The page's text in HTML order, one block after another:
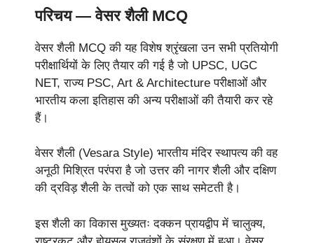
परिचय — वेसर शैली MCQ
वेसर शैली MCQ की यह विशेष श्रृंखला उन सभी प्रतियोगी
परीक्षार्थियों के लिए तैयार की गई है जो UPSC, UGC
NET, राज्य PSC, Art & Architecture परीक्षाओं और
भारतीय कला इतिहास की अन्य परीक्षाओं की तैयारी कर रहे
हैं।
वेसर शैली (Vesara Style) भारतीय मंदिर स्थापत्य की वह
अनूठी मिश्रित परंपरा है जो उत्तर की नागर शैली और दक्षिण
की द्रविड़ शैली के तत्वों को एक साथ समेटती है।
इस शैली का विकास मुख्यतः दक्कन प्रायद्वीप में चालुक्य,